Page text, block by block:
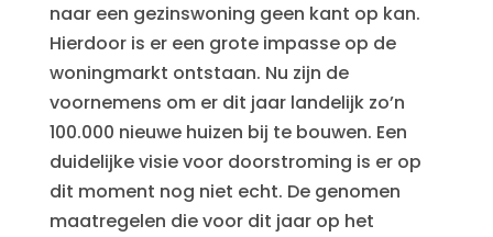
naar een gezinswoning geen kant op kan.
Hierdoor is er een grote impasse op de
woningmarkt ontstaan. Nu zijn de
voornemens om er dit jaar landelijk zo’n
100.000 nieuwe huizen bij te bouwen. Een
duidelijke visie voor doorstroming is er op
dit moment nog niet echt. De genomen
maatregelen die voor dit jaar op het